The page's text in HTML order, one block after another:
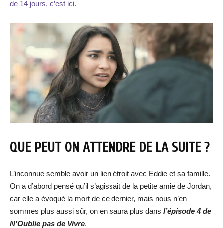
de 14 jours, c’est ici.
QUE PEUT ON ATTENDRE DE LA SUITE ?
L’inconnue semble avoir un lien étroit avec Eddie et sa famille.
On a d’abord pensé qu’il s’agissait de la petite amie de Jordan,
car elle a évoqué la mort de ce dernier, mais nous n’en
sommes plus aussi sûr, on en saura plus dans l’épisode 4 de
N’Oublie pas de Vivre.